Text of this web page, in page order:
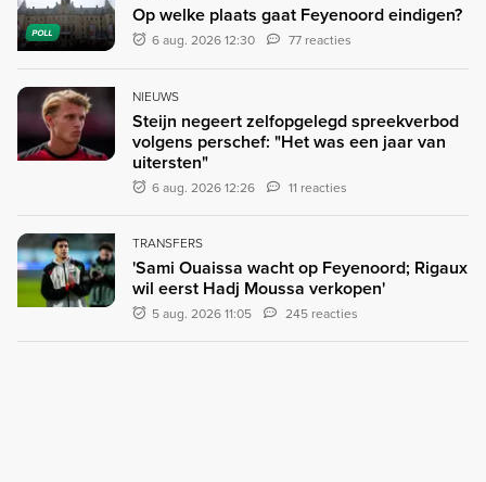
POLL
Op welke plaats gaat Feyenoord eindigen?
6 aug. 2026 12:30 77 reacties
NIEUWS
Steijn negeert zelfopgelegd spreekverbod
volgens perschef: "Het was een jaar van
uitersten"
6 aug. 2026 12:26 11 reacties
TRANSFERS
'Sami Ouaissa wacht op Feyenoord; Rigaux
wil eerst Hadj Moussa verkopen'
5 aug. 2026 11:05 245 reacties